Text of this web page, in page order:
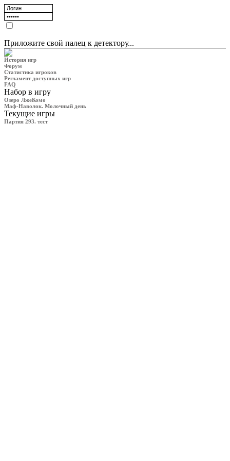
Приложите свой палец к детектору...
История игр
Форум
Статистика игроков
Регламент доступных игр
FAQ
Набор в игру
Озеро ЛжеКомо
Маф-Наволок. Молочный день
Текущие игры
Партия 293. тест